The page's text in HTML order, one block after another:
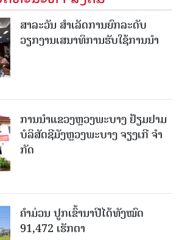
ສາລະວັນ ສໍາເລັດການຍົກລະດັບ
ວຽກງານເສນາທິການຮັບໃຊ້ການນໍາ
ການນຳແຂວງຫຼວງພະບາງ ຢ້ຽມ​ຢາມ
ບໍ​ລິ​ສັດຊີມັງຫຼວງພະບາງ ຈຽງເກີ ຈໍາ
ກັດ
ຄໍາມ່ວນ ປູກເຂົ້ານາປີໄດ້ທັງໝົດ
91,472 ເຮັກຕາ